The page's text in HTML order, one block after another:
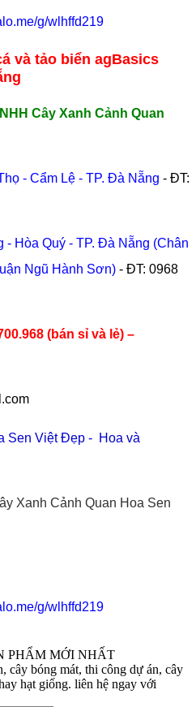
g/wlhffd219
và tảo biển agBasics
Cây Xanh Cảnh Quan
- Cẩm Lệ - TP. Đà Nẵng - ĐT:
- Hòa Quý - TP. Đà Nẵng (Chân
Ngũ Hành Sơn) - ĐT: 0968
(bán sỉ và lẻ) –
Sen Việt Đẹp - Hoa và
Xanh Cảnh Quan Hoa Sen
g/wlhffd219
PHẨM MỚI NHẤT
cây bóng mát, thi công dự án, cây
hạt giống. liên hệ ngay với